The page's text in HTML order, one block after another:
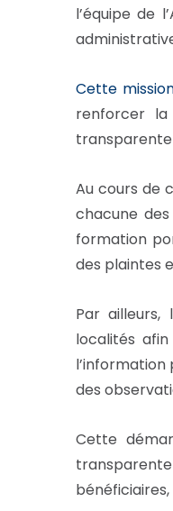
l’équipe de
Cette
renforcer
Au cours de
chacune
formation
des plaintes
Par
localités
des
Cette